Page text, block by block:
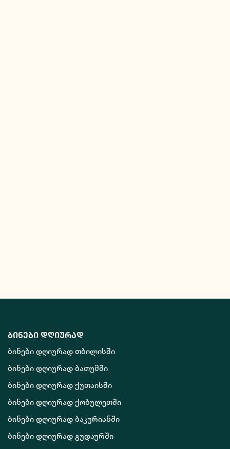
ბინები დღიურად
ბინები დღიურად თბილისში
ბინები დღიურად ბათუმში
ბინები დღიურად ქუთაისში
ბინები დღიურად ქობულეთში
ბინები დღიურად ბაკურიანში
ბინები დღიურად გუდაურში